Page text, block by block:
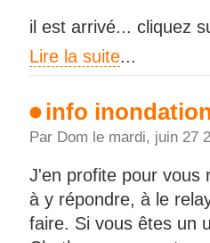
il est arrivé... cliquez
Lire la suite...
info
Par Dom le mardi, juin 27
J'en profite pour vous
à y répondre, à le
faire. Si vous êtes un